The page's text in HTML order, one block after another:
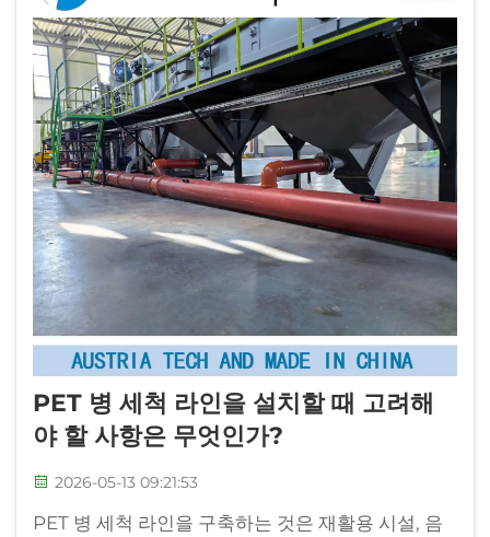
PET 병 세척 라인을 설치할 때 고려해
야 할 사항은 무엇인가?
2026-05-13 09:21:53
PET 병 세척 라인을 구축하는 것은 재활용 시설, 음